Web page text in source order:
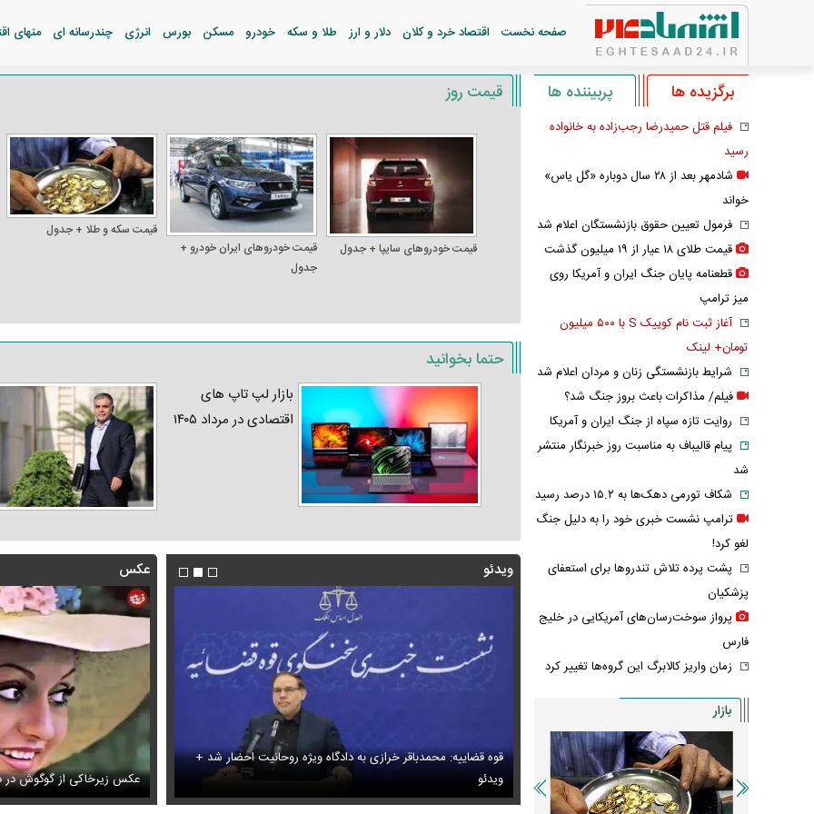
صفحه نخست اقتصاد خرد و کلان دلار و ارز طلا و سکه خودرو مسکن بورس انرژی چندرسانه ای منهای
قیمت روز
قیمت خودرو‌های سایپا + جدول
قیمت خودرو‌های ایران خودرو +
جدول
قیمت سکه و طلا + جدول
حتما بخوانید
بازار لپ‌ تاپ‌ های
اقتصادی در مرداد ۱۴۰۵
ویدئو
تلخ مردم قم با داماد محبوب مبتلا به سندرم داون
قوه قضاییه: محمدباقر خرازی به دادگاه ویژه روحانیت احضار شد +
ویدئو
شادمهر عقیلی بعد از ۲۸ سال «گل یاس» را دوباره خواند + ویدئو
عکس
خانه اعیان نشین در شمال تهران در دوران قاجار عکس گوگوش در ۱۲ سالگی در کنار پدرش صابر آتشین عکس زیرخاکی از گوگوش در
برگزیده ها پربیننده ها
فیلم قتل حمیدرضا رجب‌زاده به خانواده
رسید
شادمهر بعد از ۲۸ سال دوباره «گل یاس»
خواند
فرمول تعیین حقوق بازنشستگان اعلام شد
قیمت طلای ۱۸ عیار از ۱۹ میلیون گذشت
قطعنامه پایان جنگ ایران و آمریکا روی
میز ترامپ
آغاز ثبت نام کوییک S با ۵۰۰ میلیون
تومان+ لینک
شرایط بازنشستگی زنان و مردان اعلام شد
فیلم/ مذاکرات باعث بروز جنگ شد؟
روایت تازه سپاه از جنگ ایران و آمریکا
پیام قالیباف به مناسبت روز خبرنگار منتشر
شد
شکاف تورمی دهک‌ها به ۱۵.۲ درصد رسید
ترامپ نشست خبری خود را به دلیل جنگ
لغو کرد!
پشت پرده تلاش تندروها برای استعفای
پزشکیان
پرواز سوخت‌رسان‌های آمریکایی در خلیج
فارس
زمان واریز کالابرگ این گروه‌ها تغییر کرد
بازار